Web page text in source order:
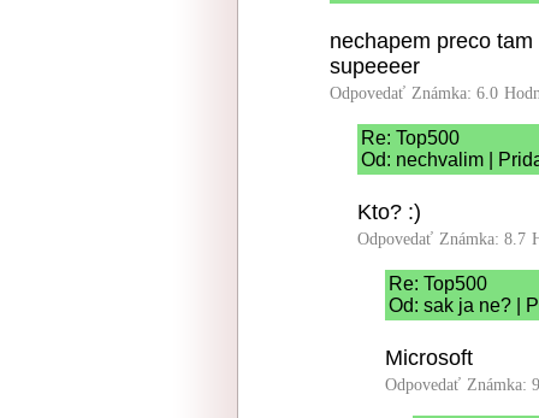
nechapem preco
supeeeer
Odpovedať Známka: 6.0
Re: Top500
Od: nechvalim |
Kto? :)
Odpovedať Známka: 8.7
Re: Top500
Od: sak ja ne? |
Microsoft
Odpovedať Známka: